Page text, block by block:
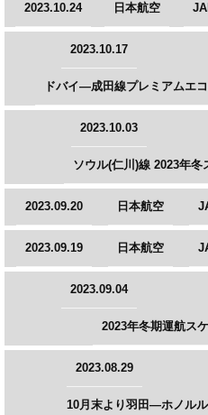
2023.10.24 日本航空
2023.10.17
ドバイ―成田線プレミアムエ
2023.10.03
ソウル(仁川)線 2023年
2023.09.20 日本航空
2023.09.19 日本航空
2023.09.04
2023年冬期運航ス
2023.08.29
10月末より羽田―ホノル